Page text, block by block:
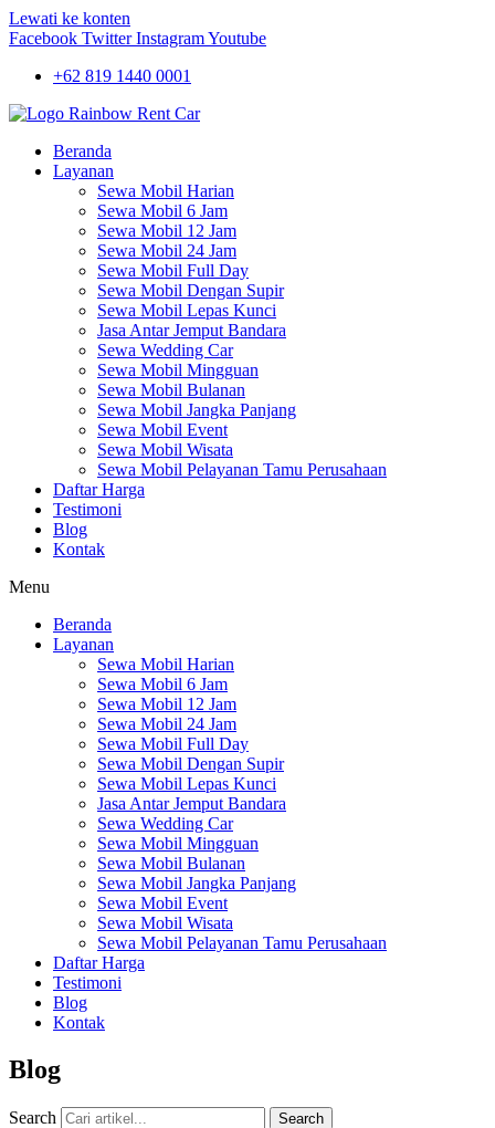
Lewati ke konten
Facebook Twitter InstagramYoutube
+62 819 1440 0001
Beranda
Layanan
Sewa Mobil Harian
Sewa Mobil 6 Jam
Sewa Mobil 12 Jam
Sewa Mobil 24 Jam
Sewa Mobil Full Day
Sewa Mobil Dengan Supir
Sewa Mobil Lepas Kunci
Jasa Antar Jemput Bandara
Sewa Wedding Car
Sewa Mobil Mingguan
Sewa Mobil Bulanan
Sewa Mobil Jangka Panjang
Sewa Mobil Event
Sewa Mobil Wisata
Sewa Mobil Pelayanan Tamu Perusahaan
Daftar Harga
Testimoni
Blog
Kontak
Menu
Beranda
Layanan
Sewa Mobil Harian
Sewa Mobil 6 Jam
Sewa Mobil 12 Jam
Sewa Mobil 24 Jam
Sewa Mobil Full Day
Sewa Mobil Dengan Supir
Sewa Mobil Lepas Kunci
Jasa Antar Jemput Bandara
Sewa Wedding Car
Sewa Mobil Mingguan
Sewa Mobil Bulanan
Sewa Mobil Jangka Panjang
Sewa Mobil Event
Sewa Mobil Wisata
Sewa Mobil Pelayanan Tamu Perusahaan
Daftar Harga
Testimoni
Blog
Kontak
Blog
Search Search